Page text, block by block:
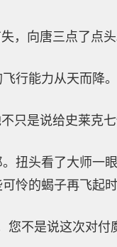
，向唐三点了点头
行能力从天而降。
只是说给史莱克
扭头看了大师一
怜的蝎子再飞起
您不是说这次对